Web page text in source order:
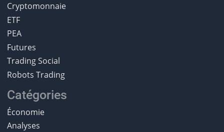
Cryptomonnaie
ETF
PEA
Futures
Trading Social
Robots Trading
Catégories
Économie
Analyses